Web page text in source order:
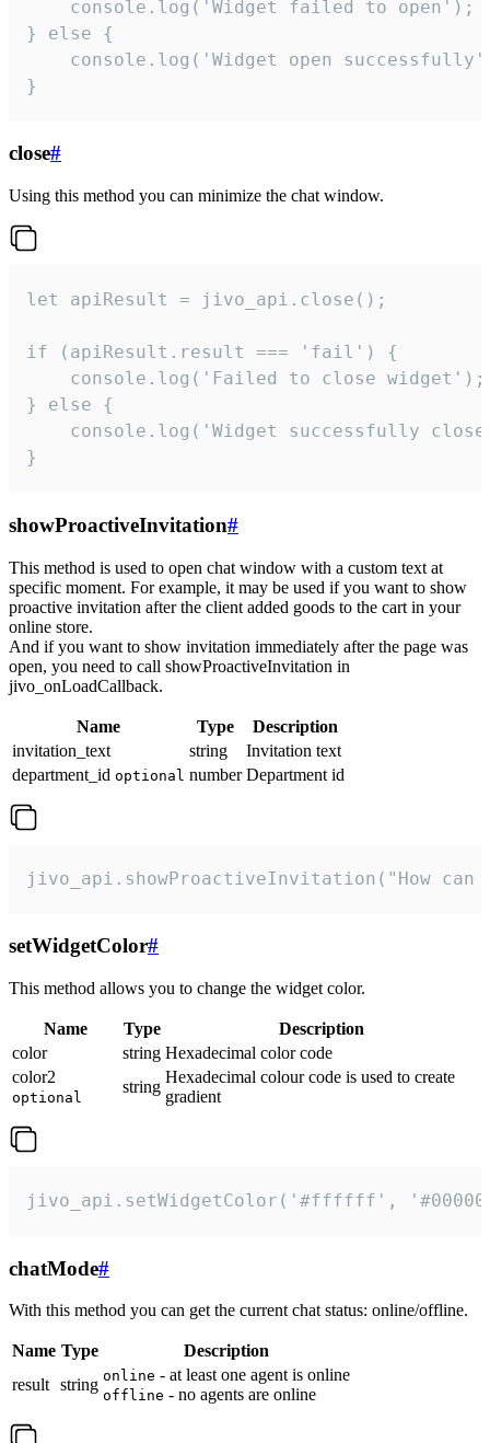
    console.log('Widget failed to open');
} else {
console.log('Widget open
}
close#
Using this method you can minimize the chat window.
let apiResult = jivo_api.close();
if (apiResult.result === 'fail') {
    console.log('Failed to close widget');
} else {
console.log('Widget successfully
}
showProactiveInvitation#
This method is used to open chat window with a custom text at
specific moment. For example, it may be used if you want to show
proactive invitation after the client added goods to the cart in your
online store.
And if you want to show invitation immediately after the page was
open, you need to call showProactiveInvitation in
jivo_onLoadCallback.
Name Type
Description
invitation_text
string
Invitation text
department_id optional number Department id
jivo_api.showProactiveInvitation("How
setWidgetColor#
This method allows you to change the widget color.
Name Type
Description
color
string Hexadecimal color code
color2
optional
string
Hexadecimal colour code is used to create
gradient
jivo_api.setWidgetColor('#ffffff',
chatMode#
With this method you can get the current chat status: online/offline.
Name Type
Description
result string online - at least one agent is online
offline - no agents are online